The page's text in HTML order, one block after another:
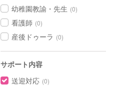
幼稚園教諭・先生 (0)
看護師 (0)
産後ドゥーラ (0)
サポート内容
送迎対応 (0)